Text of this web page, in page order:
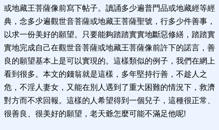
或地藏王菩薩像前寫下帖子。讀誦多少遍普門品或地藏經等經
典，念多少遍觀世音菩薩或地藏王菩薩聖號，行多少件善事，
以求一份美好的願望。只要能夠踏踏實實地斷惡修繕，踏踏實
實地完成自己在觀世音菩薩或地藏王菩薩像前許下的諾言，善
良的願望基本上是可以實現的。這樣類似的例子，我們在網上
看到很多。本文的錢翁就是這樣，多年堅持行善，不趁人之
危，不淫人妻女，又能在別人遇到了重大困難的情況下，救濟
對方而不求回報。這樣的人希望得到一個兒子，這種很正常、
很善良、很美好的願望，老天爺怎麼可能不滿足他呢!